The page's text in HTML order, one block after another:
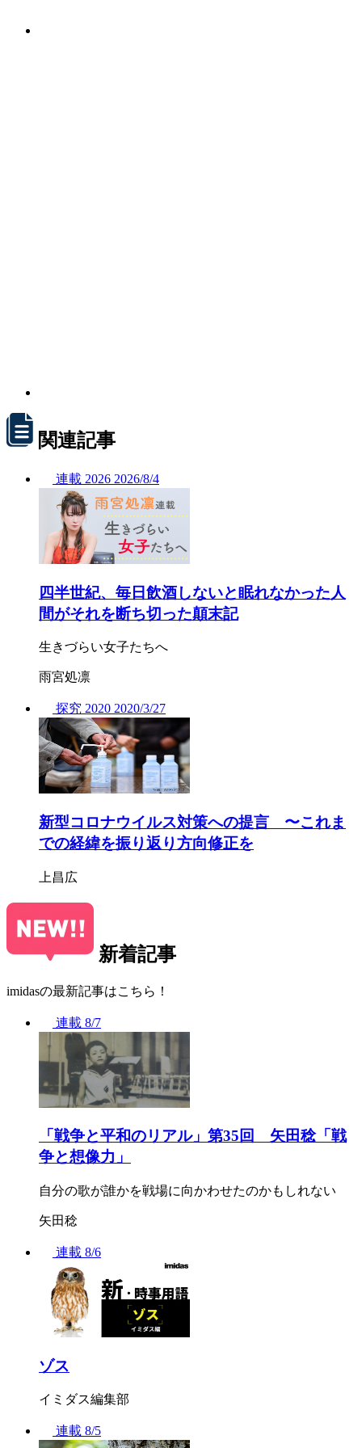
関連記事
連載 2026 2026/8/4
四半世紀、毎日飲酒しないと眠れなかった人
間がそれを断ち切った顛末記
生きづらい女子たちへ
雨宮処凛
探究 2020 2020/3/27
新型コロナウイルス対策への提言 〜これま
での経緯を振り返り方向修正を
上昌広
新着記事
imidasの最新記事はこちら！
連載 8/7
「戦争と平和のリアル」第35回 矢田稔「戦
争と想像力」
自分の歌が誰かを戦場に向かわせたのかもしれない
矢田稔
連載 8/6
ゾス
イミダス編集部
連載 8/5